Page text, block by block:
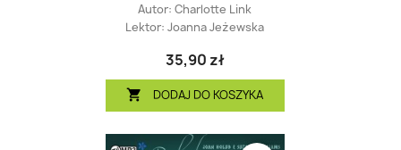
Autor: Charlotte Link
Lektor: Joanna Jeżewska
35,90 zł
 DODAJ DO KOSZYKA